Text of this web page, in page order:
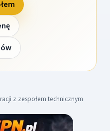
z zespołem technicznym